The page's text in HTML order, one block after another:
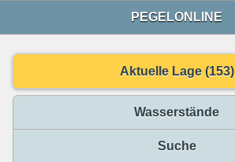
PEGELONLINE
Aktuelle Lage (153)
Wasserstände
Suche